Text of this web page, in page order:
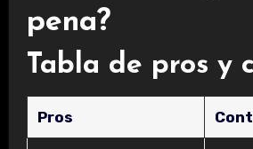
pena?
Tabla de pros y
Pros